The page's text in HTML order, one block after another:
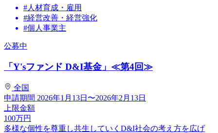
#人材育成・雇用
#経営改善・経営強化
#個人事業主
公募中
「Y'sファンド D&I基金」≪第4回≫
全国
申請期間 2026年1月13日〜2026年2月13日
上限金額
100万円
多様な個性を尊重し共生していくD&I社会の考え方を広げ